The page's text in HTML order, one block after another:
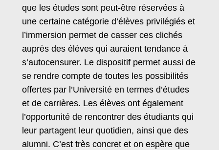
que les études sont peut-être réservées à
une certaine catégorie d’élèves privilégiés et
l’immersion permet de casser ces clichés
auprès des élèves qui auraient tendance à
s’autocensurer. Le dispositif permet aussi de
se rendre compte de toutes les possibilités
offertes par l’Université en termes d’études
et de carrières. Les élèves ont également
l’opportunité de rencontrer des étudiants qui
leur partagent leur quotidien, ainsi que des
alumni. C’est très concret et on espère que